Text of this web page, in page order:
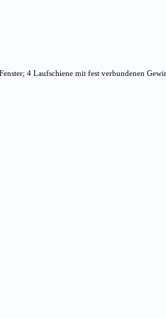
4 Laufschiene mit fest verbundenen